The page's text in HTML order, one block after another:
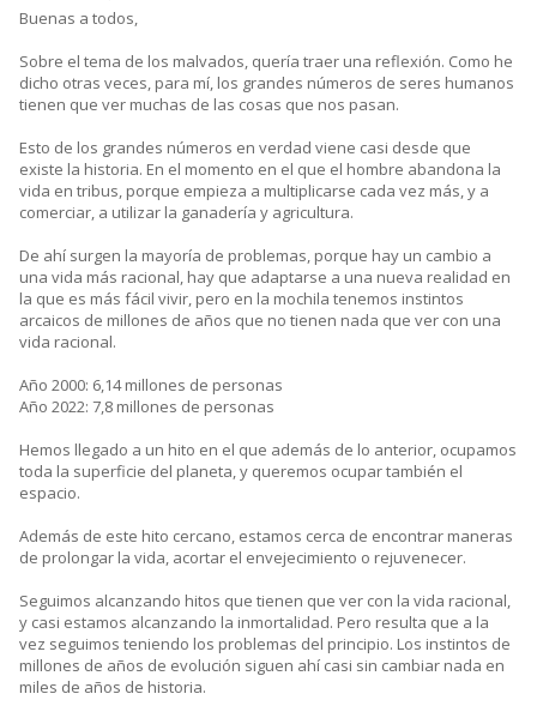
Buenas a todos,
Sobre el tema de los malvados, quería traer una reflexión. Como he
dicho otras veces, para mí, los grandes números de seres humanos
tienen que ver muchas de las cosas que nos pasan.
Esto de los grandes números en verdad viene casi desde que
existe la historia. En el momento en el que el hombre abandona la
vida en tribus, porque empieza a multiplicarse cada vez más, y a
comerciar, a utilizar la ganadería y agricultura.
De ahí surgen la mayoría de problemas, porque hay un cambio a
una vida más racional, hay que adaptarse a una nueva realidad en
la que es más fácil vivir, pero en la mochila tenemos instintos
arcaicos de millones de años que no tienen nada que ver con una
vida racional.
Año 2000: 6,14 millones de personas
Año 2022: 7,8 millones de personas
Hemos llegado a un hito en el que además de lo anterior, ocupamos
toda la superficie del planeta, y queremos ocupar también el
espacio.
Además de este hito cercano, estamos cerca de encontrar maneras
de prolongar la vida, acortar el envejecimiento o rejuvenecer.
Seguimos alcanzando hitos que tienen que ver con la vida racional,
y casi estamos alcanzando la inmortalidad. Pero resulta que a la
vez seguimos teniendo los problemas del principio. Los instintos de
millones de años de evolución siguen ahí casi sin cambiar nada en
miles de años de historia.